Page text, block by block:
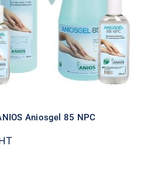
Aniosgel 85 NPC